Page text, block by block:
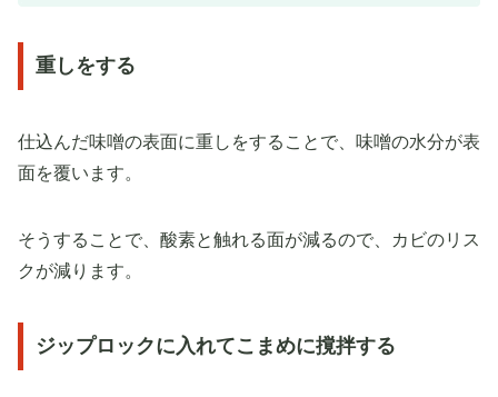
重しをする
仕込んだ味噌の表面に重しをすることで、味噌の水分が表
面を覆います。
そうすることで、酸素と触れる面が減るので、カビのリス
クが減ります。
ジップロックに入れてこまめに撹拌する